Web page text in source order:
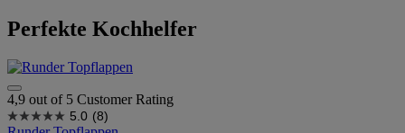
Perfekte Kochhelfer
4,9 out of 5 Customer Rating
5.0 (8)